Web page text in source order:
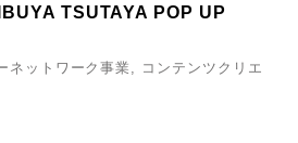
TSUTAYA POP UP
ネットワーク事業
コンテンツクリエ